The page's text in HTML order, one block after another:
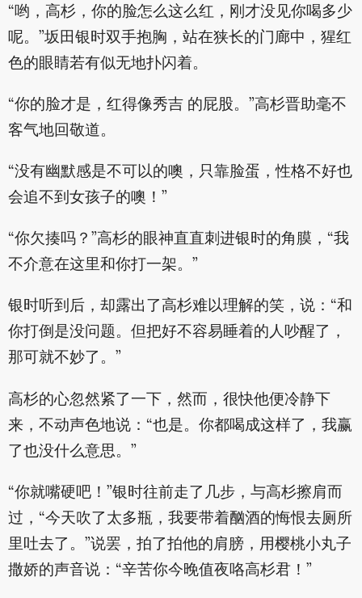
“哟，高杉，你的脸怎么这么红，刚才没见你喝多少
呢。”坂田银时双手抱胸，站在狭长的门廊中，猩红
色的眼睛若有似无地扑闪着。
“你的脸才是，红得像秀吉 的屁股。”高杉晋助毫不
客气地回敬道。
“没有幽默感是不可以的噢，只靠脸蛋，性格不好也
会追不到女孩子的噢！”
“你欠揍吗？”高杉的眼神直直刺进银时的角膜，“我
不介意在这里和你打一架。”
银时听到后，却露出了高杉难以理解的笑，说：“和
你打倒是没问题。但把好不容易睡着的人吵醒了，
那可就不妙了。”
高杉的心忽然紧了一下，然而，很快他便冷静下
来，不动声色地说：“也是。你都喝成这样了，我赢
了也没什么意思。”
“你就嘴硬吧！”银时往前走了几步，与高杉擦肩而
过，“今天吹了太多瓶，我要带着酗酒的悔恨去厕所
里吐去了。”说罢，拍了拍他的肩膀，用樱桃小丸子
撒娇的声音说：“辛苦你今晚值夜咯高杉君！”